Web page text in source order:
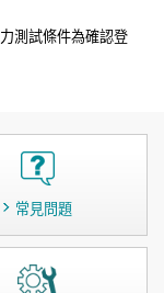
測試條件為確認登
常見問題